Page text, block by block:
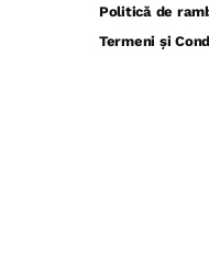
Politică de
Termeni și